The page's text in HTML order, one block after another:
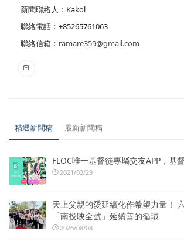
新聞聯絡人：Kakol
聯絡電話：+85265761063
聯絡信箱： ramare359@gmail.com
精選新聞稿 最新新聞稿
FLOC唯一基督徒專屬交友APP，基
2021/03/29
天上父親的愛延續化作希望力量！
「南投映全號」延續善的循環
2026/08/08